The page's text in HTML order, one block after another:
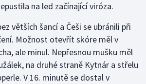
na led začínající viróza.
větších šancí a Češi se ubránili při
Možnost otevřít skóre měl v
ale minul. Nepřesnou mušku měl
na druhé straně Kytnár a střelu
V 16. minutě se dostal v